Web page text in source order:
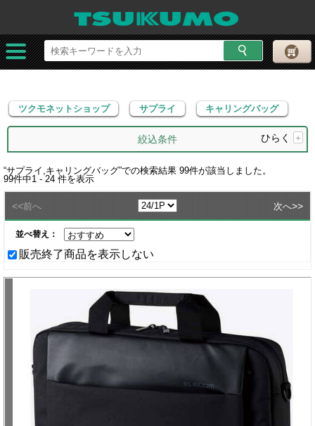
ツクモネットショップ サプライ キャリングバッグ
ツクモネットショップ サプライ キャリングバッグ
絞込条件 ひらく +
“サプライ,キャリングバッグ”での検索結果 99件が該当しました。
99件中1 - 24 件を表示
<<前へ 次へ>>
並べ替え：
販売終了商品を表示しない